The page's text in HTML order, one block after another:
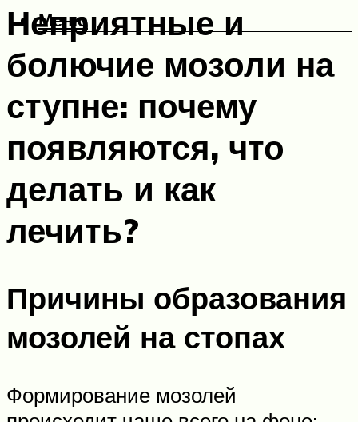
Меню
Неприятные и
болючие мозоли на
ступне: почему
появляются, что
делать и как
лечить?
Причины образования
мозолей на стопах
Формирование мозолей